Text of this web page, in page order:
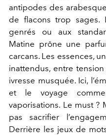
antipodes des
de flacons trop sages.
genrés ou aux
Matine prône une
carcans. Les essences,
inattendus, entre
ivresse musquée. Ici,
et le voyage
vaporisations. Le must ?
pas sacrifier
Derrière les jeux de